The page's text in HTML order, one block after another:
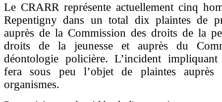
Le CRARR représente actuellement cinq
Repentigny dans un total dix plaintes de
auprès de la Commission des droits de la
droits de la jeunesse et auprès du
déontologie policière. L’incident
fera sous peu l’objet de plaintes auprès
organismes.